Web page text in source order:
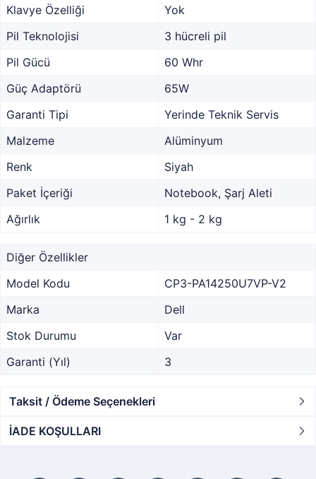
Klavye Özelliği
Yok
Pil Teknolojisi
3 hücreli pil
Pil Gücü
60 Whr
Güç Adaptörü
65W
Garanti Tipi
Yerinde Teknik Servis
Malzeme
Alüminyum
Renk
Siyah
Paket İçeriği
Notebook, Şarj Aleti
Ağırlık
1 kg - 2 kg
Diğer Özellikler
Model Kodu
CP3-PA14250U7VP-V2
Marka
Dell
Stok Durumu
Var
Garanti (Yıl)
3
Taksit / Ödeme Seçenekleri
İADE KOŞULLARI